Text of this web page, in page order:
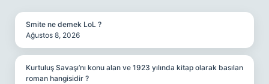
Smite ne demek LoL ?
Ağustos 8, 2026
Kurtuluş Savaşı’nı konu alan ve 1923 yılında kitap olarak basılan
roman hangisidir ?